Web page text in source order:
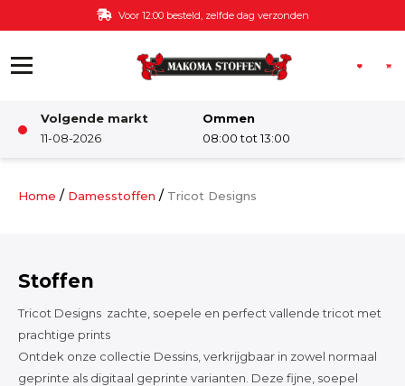
Ga naar de inhoud Gratis bezorging v.a. €60,-
Volgende markt
11-08-2026
Ommen
08:00 tot 13:00
Damesstoffen
Kinderkamer
Home / Damesstoffen / Tricot Designs
Stoffen
Tricot Designs zachte, soepele en perfect vallende tricot met
prachtige prints
Ontdek onze collectie Dessins, verkrijgbaar in zowel normaal
geprinte als digitaal geprinte varianten. Deze fijne, soepel